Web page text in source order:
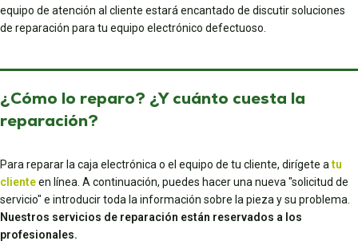
equipo de atención al cliente estará encantado de discutir soluciones
de reparación para tu equipo electrónico defectuoso.
¿Cómo lo reparo? ¿Y cuánto cuesta la
reparación?
Para reparar la caja electrónica o el equipo de tu cliente, dirígete atu
clienteen línea. A continuación, puedes hacer una nueva "solicitud de
servicio" e introducir toda la información sobre la pieza y su problema.
Nuestros servicios de reparación están reservados a los
profesionales.